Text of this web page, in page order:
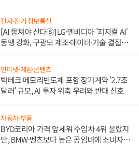
전자·전기·정보통신
[AI 뭉쳐야 산다⑧] LG·엔비디아 '피지컬 AI'
동맹 강화, 구광모 제조·데이터·기술 결집
인터넷·게임·콘텐츠
빅테크 메모리반도체 포함 장기계약 '2.7조
달러' 규모, AI 투자 위축 우려와 반대 신호
자동차·부품
BYD코리아 가격 앞세워 수입차 4위 올랐지
만, BMW·벤츠보다 높은 공임비에 소비자